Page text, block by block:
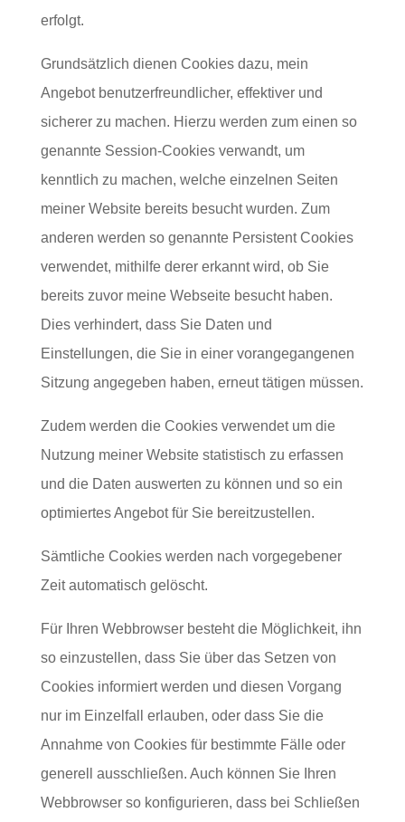
erfolgt.
Grundsätzlich dienen Cookies dazu, mein
Angebot benutzerfreundlicher, effektiver und
sicherer zu machen. Hierzu werden zum einen so
genannte Session-Cookies verwandt, um
kenntlich zu machen, welche einzelnen Seiten
meiner Website bereits besucht wurden. Zum
anderen werden so genannte Persistent Cookies
verwendet, mithilfe derer erkannt wird, ob Sie
bereits zuvor meine Webseite besucht haben.
Dies verhindert, dass Sie Daten und
Einstellungen, die Sie in einer vorangegangenen
Sitzung angegeben haben, erneut tätigen müssen.
Zudem werden die Cookies verwendet um die
Nutzung meiner Website statistisch zu erfassen
und die Daten auswerten zu können und so ein
optimiertes Angebot für Sie bereitzustellen.
Sämtliche Cookies werden nach vorgegebener
Zeit automatisch gelöscht.
Für Ihren Webbrowser besteht die Möglichkeit, ihn
so einzustellen, dass Sie über das Setzen von
Cookies informiert werden und diesen Vorgang
nur im Einzelfall erlauben, oder dass Sie die
Annahme von Cookies für bestimmte Fälle oder
generell ausschließen. Auch können Sie Ihren
Webbrowser so konfigurieren, dass bei Schließen